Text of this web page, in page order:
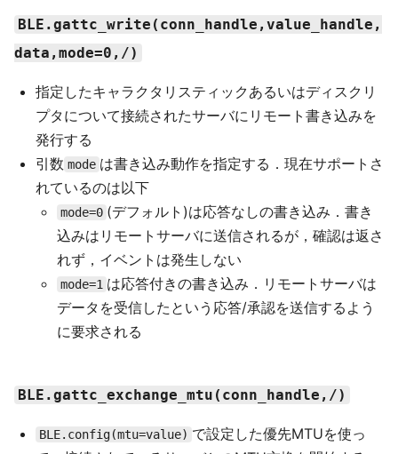
BLE.gattc_write(conn_handle,value_handle,
data,mode=0,/)
指定したキャラクタリスティックあるいはディスクリ
プタについて接続されたサーバにリモート書き込みを
発行する
引数 mode は書き込み動作を指定する．現在サポートさ
れているのは以下
mode=0 (デフォルト)は応答なしの書き込み．書き
込みはリモートサーバに送信されるが，確認は返さ
れず，イベントは発生しない
mode=1 は応答付きの書き込み．リモートサーバは
データを受信したという応答/承認を送信するよう
に要求される
BLE.gattc_exchange_mtu(conn_handle,/)
BLE.config(mtu=value) で設定した優先MTUを使っ